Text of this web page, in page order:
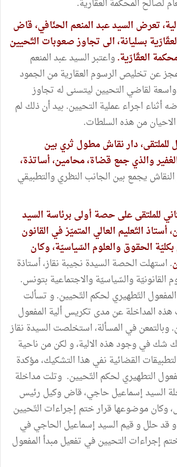
لصالح المحكمة العقارية.
تعرض السيد عبد المنعم الحنّافي، قاض
بسليانة، الى تجاوز صعوبات التّحيين
العقّارّية.واعتبر السيد عبد المنعم
عن تخليص الرسوم العقارية من الجمود
لقاضي التحيين ليتسنى له تجاوز
أثناء اجراء عملية التحيين. بيد أن ذلك لم
من هذه السلطات.
للملتقى، دار نقاش مطول ثري بين
والذي جمع قضاة، محامين، أساتذة،
يجمع بين الجانب النظري والتطبيقي
للملتقى على حصة أولى برئاسة السيد
التّعليم العالي المتميّز في القانون
الحقوق والعلوم السّياسيّة، وكان
. استهلت الحصة السيدة نجيبة نقاز، أستاذة
القانونيّة والسّياسيّة والاجتماعية بتونس.
التّطهيري لحكم التّحيين. و تسألت
المداخلة عن مدى تكريس ألية المفعول
وبالتمعن في المسألة، استخلصت السيدة نقاز
شك في وجود هذه الالية، و لكن من ناحية
القضائية نفي هذا التشكيك، مؤكدة
التطهيري لحكم التّحيين. وتلت مداخلة
السيد إسماعيل حاجي، قاض وكيل رئيس
وكان موضوعها قرار ختم إجراءات التّحيين
و قد حلل و قيم السيد إسماعيل الحاجي في
إجراءات التحيين في تفعيل مبدأ المفعول